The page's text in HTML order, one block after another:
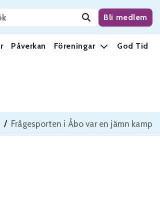
sidan Bli medlem
Påverkan Föreningar God Tid
/ Frågesporten i Åbo var en jämn kamp